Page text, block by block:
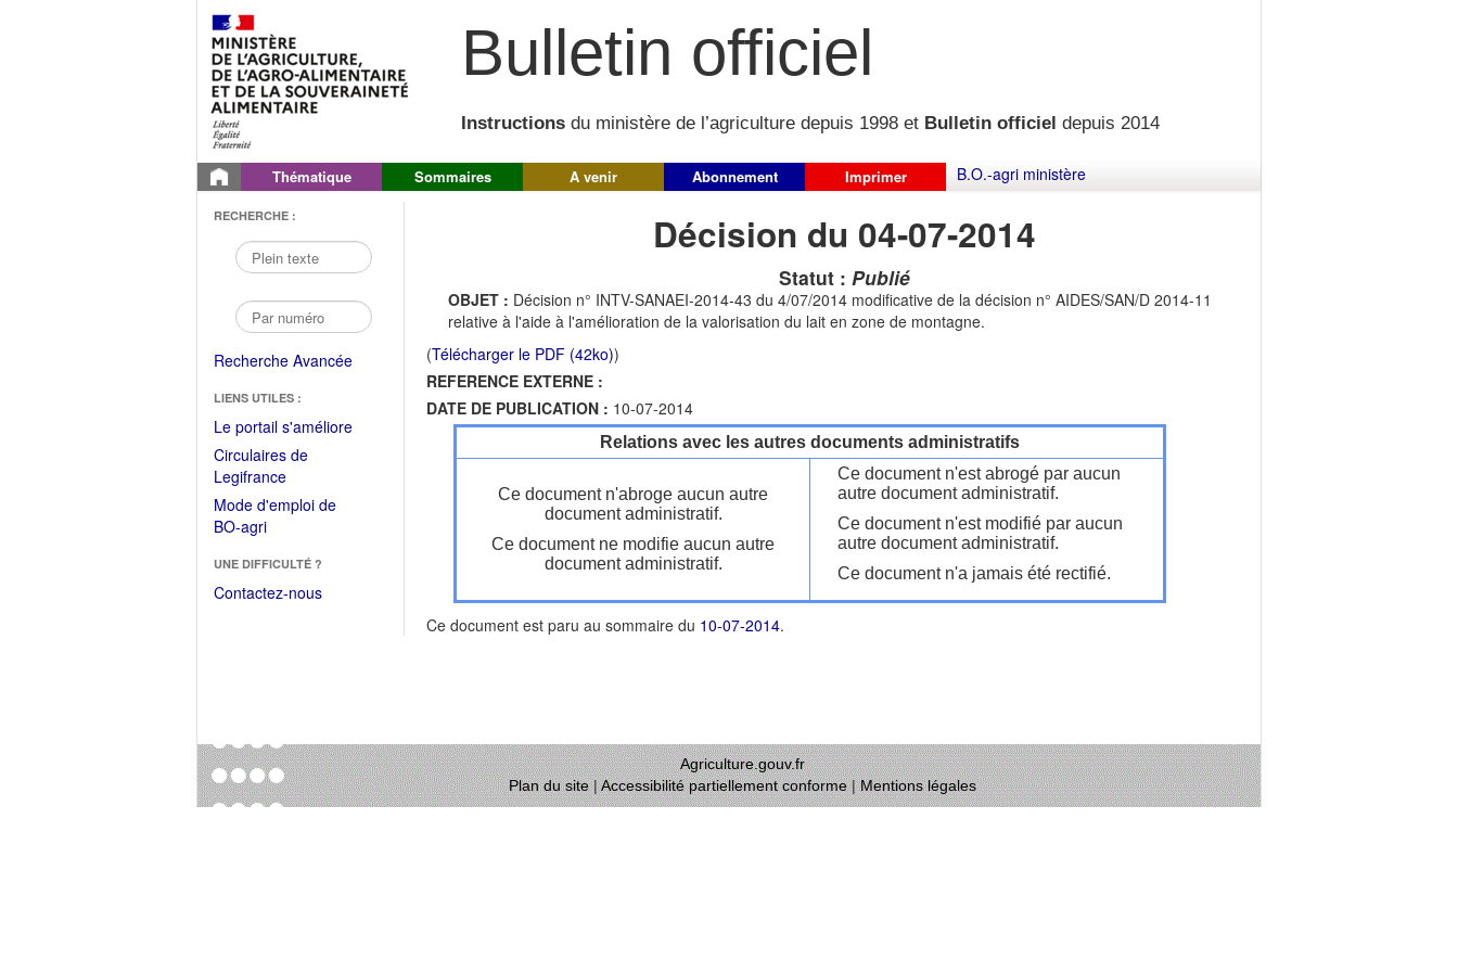
Bulletin officiel
Instructions du ministère de l’agriculture depuis 1998 et Bulletin officiel depuis 2014
Thématique Sommaires A venir Abonnement Imprimer B.O.-agri ministère
RECHERCHE :
Recherche Avancée
LIENS UTILES :
Le portail s'améliore(Fichier
Circulaires de
Legifrance(Ouvrir
dans
une
fenêtre)
Mode d'emploi de
BO-agri(Ouvrir
une
nouvelle
UNE DIFFICULTÉ ?
Contactez-nous
Décision du 04-07-2014
Statut : Publié
OBJET : Décision n° INTV-SANAEI-2014-43 du 4/07/2014 modificative de la décision n° AIDES/SAN/D 2014-11
relative à l'aide à l'amélioration de la valorisation du lait en zone de montagne.
(Télécharger le PDF (42ko))
REFERENCE EXTERNE :
DATE DE PUBLICATION : 10-07-2014
Relations avec les autres documents administratifs
Ce document n'abroge aucun autre
document administratif.
Ce document ne modifie aucun autre
document administratif.
Ce document n'est abrogé par aucun
autre document administratif.
Ce document n'est modifié par aucun
autre document administratif.
Ce document n'a jamais été rectifié.
Ce document est paru au sommaire du 10-07-2014.
Agriculture.gouv.fr
Plan du site|Accessibilité partiellement conforme|Mentions légales